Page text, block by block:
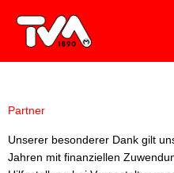
Inhalt
springen
Partner
Unserer besonderer Dank gilt
Jahren mit finanziellen